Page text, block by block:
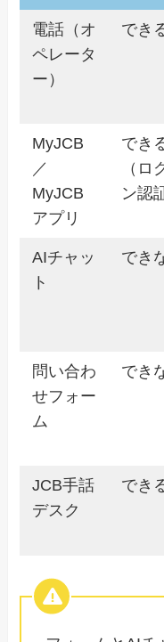
電話（オ
ペレータ
ー）
でき
MyJCB
／
MyJCB
アプリ
でき
（ロ
ン認
AIチャッ
ト
でき
問い合わ
せフォー
ム
でき
JCB手話
デスク
でき